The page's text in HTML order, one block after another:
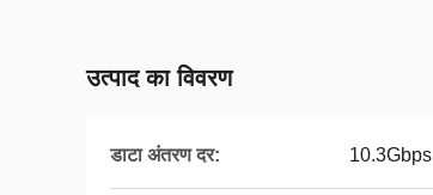
उत्पाद का विवरण
डाटा अंतरण दर: 10.3Gbps